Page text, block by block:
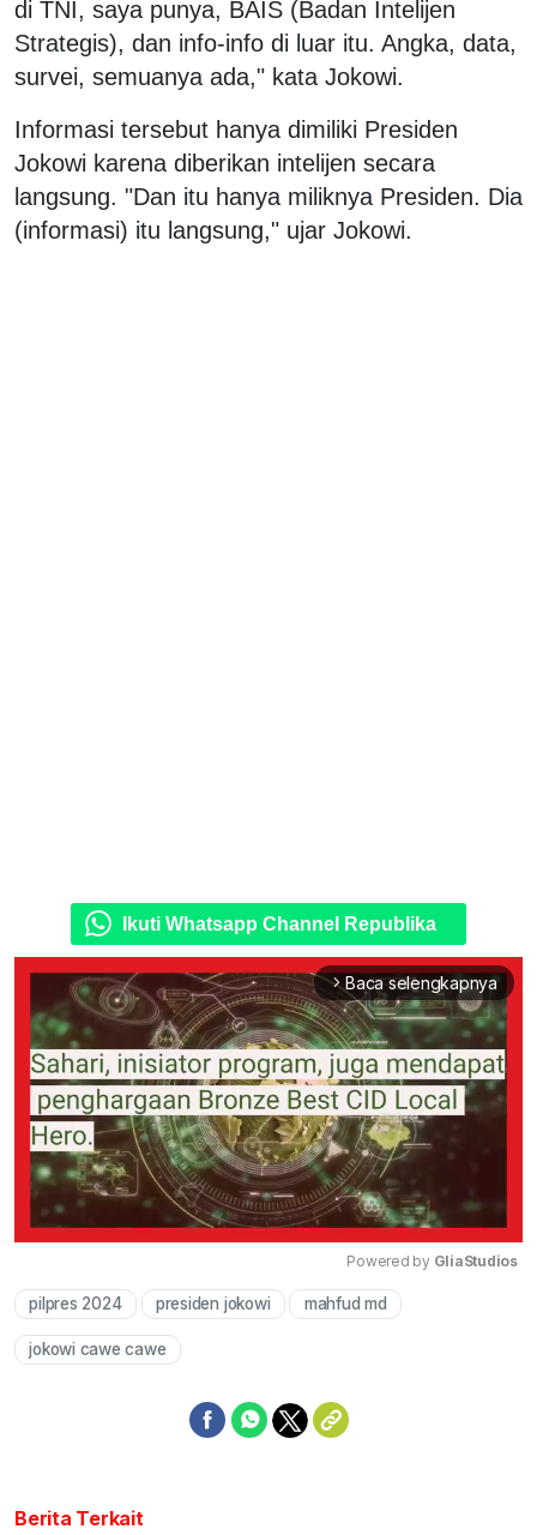
di TNI, saya punya, BAIS (Badan Intelijen
Strategis), dan info-info di luar itu. Angka, data,
survei, semuanya ada," kata Jokowi.
Informasi tersebut hanya dimiliki Presiden
Jokowi karena diberikan intelijen secara
langsung. "Dan itu hanya miliknya Presiden. Dia
(informasi) itu langsung," ujar Jokowi.
Ikuti Whatsapp Channel Republika
arrow_forward_ios Baca selengkapnya
Powered by GliaStudios
pilpres 2024 presiden jokowi mahfud md
jokowi cawe cawe
Berita Terkait